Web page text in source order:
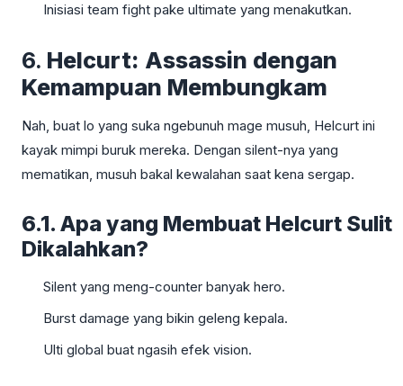
Inisiasi team fight pake ultimate yang menakutkan.
6. Helcurt: Assassin dengan
Kemampuan Membungkam
Nah, buat lo yang suka ngebunuh mage musuh, Helcurt ini
kayak mimpi buruk mereka. Dengan silent-nya yang
mematikan, musuh bakal kewalahan saat kena sergap.
6.1. Apa yang Membuat Helcurt Sulit
Dikalahkan?
Silent yang meng-counter banyak hero.
Burst damage yang bikin geleng kepala.
Ulti global buat ngasih efek vision.